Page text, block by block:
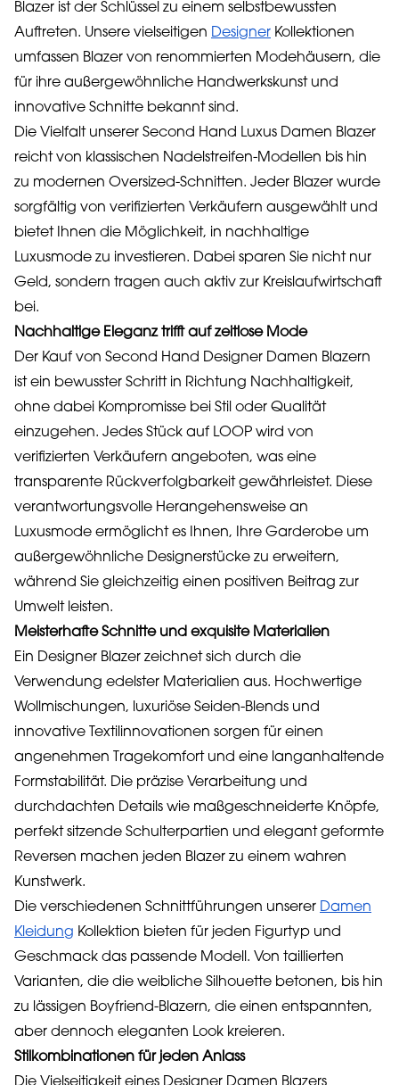
Blazer ist der Schlüssel zu einem selbstbewussten
Auftreten. Unsere vielseitigen Designer Kollektionen
umfassen Blazer von renommierten Modehäusern, die
für ihre außergewöhnliche Handwerkskunst und
innovative Schnitte bekannt sind.
Die Vielfalt unserer Second Hand Luxus Damen Blazer
reicht von klassischen Nadelstreifen-Modellen bis hin
zu modernen Oversized-Schnitten. Jeder Blazer wurde
sorgfältig von verifizierten Verkäufern ausgewählt und
bietet Ihnen die Möglichkeit, in nachhaltige
Luxusmode zu investieren. Dabei sparen Sie nicht nur
Geld, sondern tragen auch aktiv zur Kreislaufwirtschaft
bei.
Nachhaltige Eleganz trifft auf zeitlose Mode
Der Kauf von Second Hand Designer Damen Blazern
ist ein bewusster Schritt in Richtung Nachhaltigkeit,
ohne dabei Kompromisse bei Stil oder Qualität
einzugehen. Jedes Stück auf LOOP wird von
verifizierten Verkäufern angeboten, was eine
transparente Rückverfolgbarkeit gewährleistet. Diese
verantwortungsvolle Herangehensweise an
Luxusmode ermöglicht es Ihnen, Ihre Garderobe um
außergewöhnliche Designerstücke zu erweitern,
während Sie gleichzeitig einen positiven Beitrag zur
Umwelt leisten.
Meisterhafte Schnitte und exquisite Materialien
Ein Designer Blazer zeichnet sich durch die
Verwendung edelster Materialien aus. Hochwertige
Wollmischungen, luxuriöse Seiden-Blends und
innovative Textilinnovationen sorgen für einen
angenehmen Tragekomfort und eine langanhaltende
Formstabilität. Die präzise Verarbeitung und
durchdachten Details wie maßgeschneiderte Knöpfe,
perfekt sitzende Schulterpartien und elegant geformte
Reversen machen jeden Blazer zu einem wahren
Kunstwerk.
Die verschiedenen Schnittführungen unserer Damen
Kleidung Kollektion bieten für jeden Figurtyp und
Geschmack das passende Modell. Von taillierten
Varianten, die die weibliche Silhouette betonen, bis hin
zu lässigen Boyfriend-Blazern, die einen entspannten,
aber dennoch eleganten Look kreieren.
Stilkombinationen für jeden Anlass